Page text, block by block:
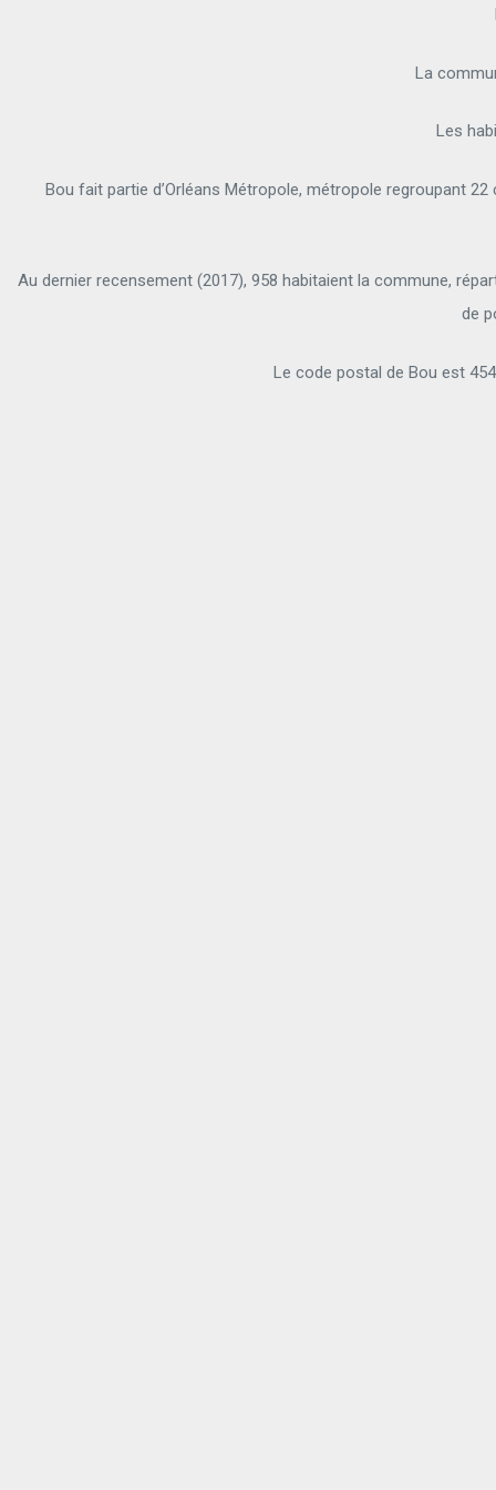
La
Les
Bou fait partie d’Orléans Métropole, métropole regroupant
Au dernier recensement (2017), 958 habitaient la commune,
de
Le code postal de Bou est